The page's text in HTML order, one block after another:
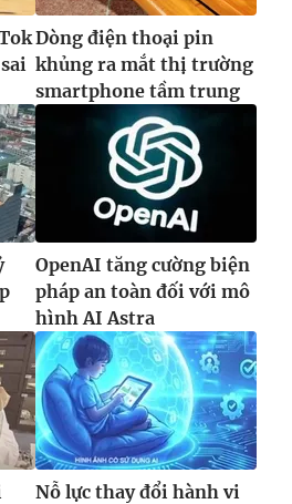
Dòng điện thoại pin
khủng ra mắt thị trường
smartphone tầm trung
OpenAI tăng cường biện
pháp an toàn đối với mô
hình AI Astra
Nỗ lực thay đổi hành vi